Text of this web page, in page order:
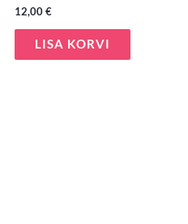
12,00€
LISA KORVI